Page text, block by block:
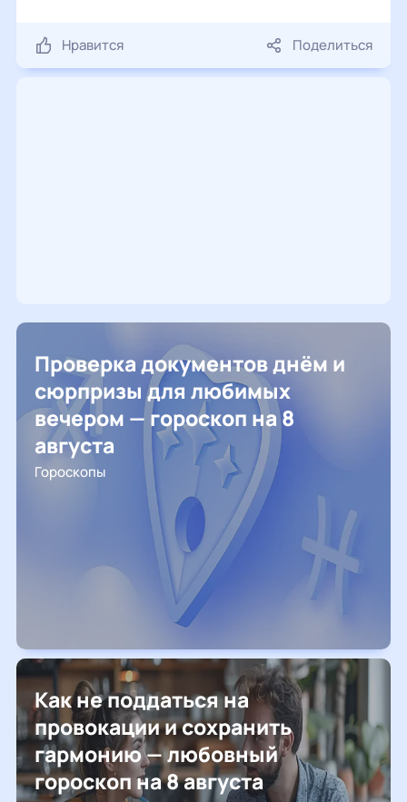
Нравится Поделиться
Проверка документов днём и
сюрпризы для любимых
вечером — гороскоп на 8
августа
Гороскопы
Как не поддаться на
провокации и сохранить
гармонию — любовный
гороскоп на 8 августа